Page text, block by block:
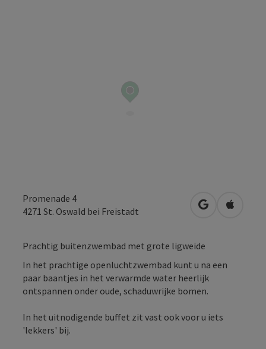
Promenade 4
4271 St. Oswald bei Freistadt Openen in
Prachtig buitenzwembad met grote ligweide
In het prachtige openluchtzwembad kunt u na een
paar baantjes in het verwarmde water heerlijk
ontspannen onder oude, schaduwrijke bomen.
In het uitnodigende buffet zit vast ook voor u iets
'lekkers' bij.